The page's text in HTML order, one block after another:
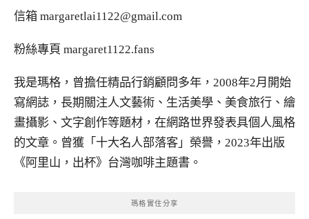
信箱 margaretlai1122@gmail.com
粉絲專頁 margaret1122.fans
我是瑪格，曾擔任精品行銷顧問多年，2008年2月開始
寫網誌，長期關注人文藝術、生活美學、美食旅行、繪
畫攝影、文字創作等題材，在網路世界發表具個人風格
的文章。曾獲「十大名人部落客」榮譽，2023年出版
《阿里山，出杯》台灣咖啡主題書。
瑪格實住分享